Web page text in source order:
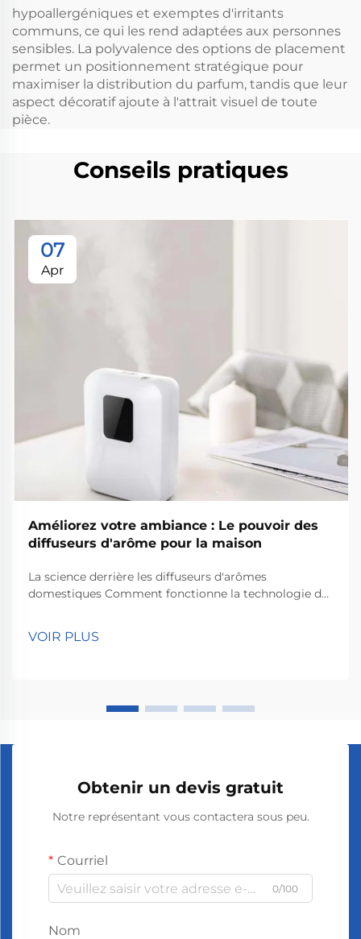
hypoallergéniques et exemptes d'irritants
communs, ce qui les rend adaptées aux personnes
sensibles. La polyvalence des options de placement
permet un positionnement stratégique pour
maximiser la distribution du parfum, tandis que leur
aspect décoratif ajoute à l'attrait visuel de toute
pièce.
Conseils pratiques
07
Apr
Améliorez votre ambiance : Le pouvoir des
diffuseurs d'arôme pour la maison
La science derrière les diffuseurs d'arômes
domestiques Comment fonctionne la technologie de
répand les molécules odorantes dans une pièce. En
VOIR PLUS
Obtenir un devis gratuit
Notre représentant vous contactera sous peu.
Courriel
0/100
Nom